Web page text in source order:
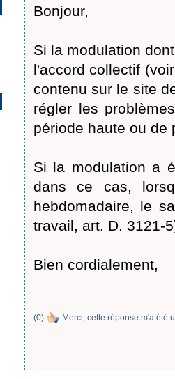
Bonjour,
Si la modulation
l'accord collectif
contenu sur le site
régler les
période haute ou de
Si la modulation a
dans ce cas,
hebdomadaire, le
travail, art. D. 3121-
Bien cordialement,
(0) Merci, cette réponse m'a été